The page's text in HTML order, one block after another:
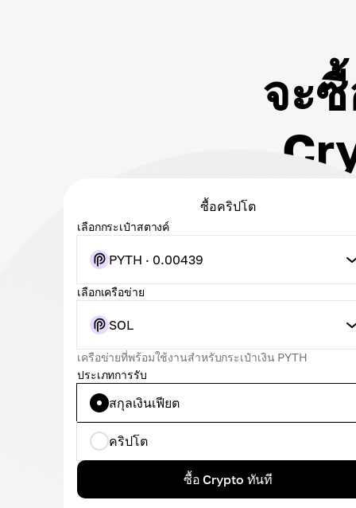
จะ
ซื้อคริปโต
เลือกกระเป๋าสตางค์
PYTH · 0.00439
เลือกเครือข่าย
SOL
เครือข่ายที่พร้อมใช้งานสำหรับกระเป๋าเงิน PYTH
ประเภทการรับ
สกุลเงินเฟียต
คริปโต
ซื้อ Crypto ทันที